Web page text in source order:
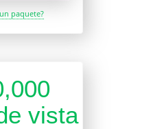
paquete?
vista